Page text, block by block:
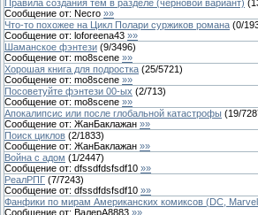
Правила создания тем в разделе (черновой вариант) (
Сообщение от: Necro »»
Что-то похожее на Цикл Полари суржиков романа (0/
Сообщение от: loforeena43 »»
Шаманское фэнтези (9/3496)
Сообщение от: mo8scene »»
Хорошая книга для подростка (25/5721)
Сообщение от: mo8scene »»
Посоветуйте фэнтези 00-ых (2/713)
Сообщение от: mo8scene »»
Апокалипсис или после глобальной катастрофы (19/
Сообщение от: ЖанБаклажан »»
Поиск циклов (2/1833)
Сообщение от: ЖанБаклажан »»
Война с адом (1/2447)
Сообщение от: dfssdfdsfsdf10 »»
РеалРПГ (7/7243)
Сообщение от: dfssdfdsfsdf10 »»
Фанфики по мирам Американских комиксов (DC,
Сообщение от: ВалерА8883 »»